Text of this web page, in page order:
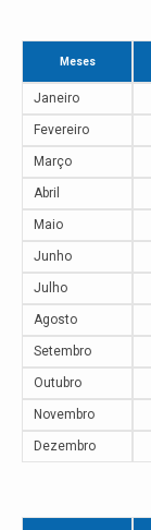
Meses
Janeiro
Fevereiro
Março
Abril
Maio
Junho
Julho
Agosto
Setembro
Outubro
Novembro
Dezembro